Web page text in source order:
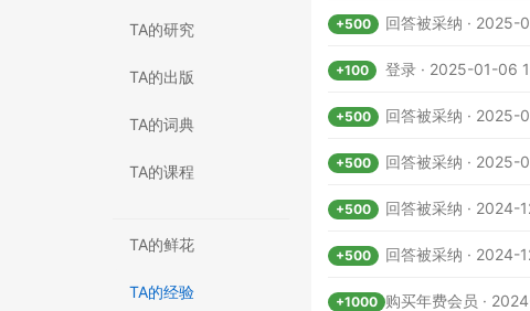
TA的研究
TA的出版
TA的词典
TA的课程
TA的鲜花
TA的经验
+500 回答被采纳 · 2025-
+100 登录 · 2025-01-06
+500 回答被采纳 · 2025-
+500 回答被采纳 · 2025-
+500 回答被采纳 · 2024-
+500 回答被采纳 · 2024-
+1000 购买年费会员 ·